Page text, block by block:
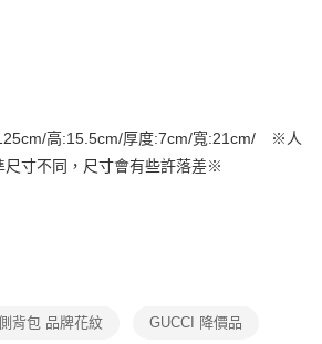
】
商品之後才付款」的支付方式。 讓您購物簡單
不需綁卡、不需儲值。
務後，再付款。
帳流程】
先享後付」後，將跳轉至「AFTEE先享後付」
確認金額後，即可完成結帳。
下不需立刻繳費，但若您需要取消訂單，請聯絡
同意取消之訂單仍視為有效，需透過AFTEE先享
高:15.5cm/厚度:7cm/寬:21cm/ ※人
尺寸不同，尺寸會有些許落差※
背包 品牌花紋 GUCCI 降價品